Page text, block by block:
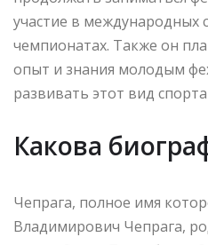
участие в международных
чемпионатах. Также он
опыт и знания молодым
развивать этот вид
Какова
Чепрага, полное имя
Владимирович Чепрага,